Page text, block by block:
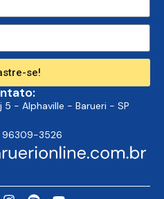
se!
5 - Alphaville - Barueri - SP
96309-3526